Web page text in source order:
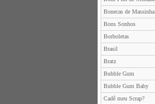
Bonecas de Massinha
Bons Sonhos
Borboletas
Brasil
Bratz
Bubble Gum
Bubble Gum Baby
Cadê meu Scrap?